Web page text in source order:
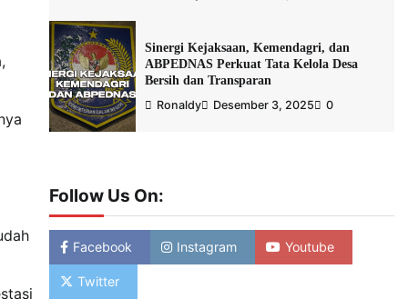
Sinergi Kejaksaan, Kemendagri, dan
ABPEDNAS Perkuat Tata Kelola Desa
Bersih dan Transparan
Ronaldy Desember 3, 2025 0
Follow Us On:
Facebook Instagram Youtube
Twitter